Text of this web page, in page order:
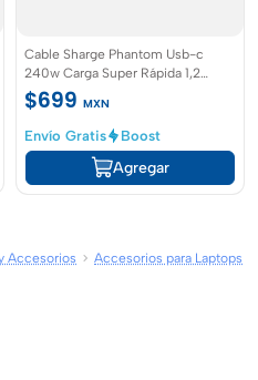
Cable Sharge Phantom Usb-c
240w Carga Super Rápida 1,2
Metro
$699 MXN
Envío Gratis
Boost
Agregar
Accesorios
Accesorios para Laptops